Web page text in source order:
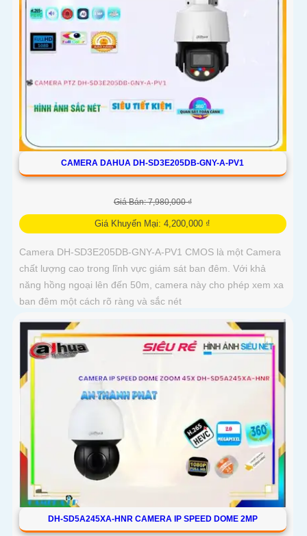
CAMERA DAHUA DH-SD3E205DB-GNY-A-PV1
Giá Bán: 7,980,000 ₫
Giá Khuyến Mại: 4,200,000 ₫
Camera DH-SD3E205DB-GNY-A-PV1 CMOS là một Camera
chất lượng cao trong lĩnh vực giám sát ban đêm. Với khả
năng hồng ngoại lên đến 50m, camera này cho phép xem xa
ban đêm một cách rõ ràng và sắc nét
DH-SD5A245XA-HNR CAMERA IP SPEED DOME 2MP